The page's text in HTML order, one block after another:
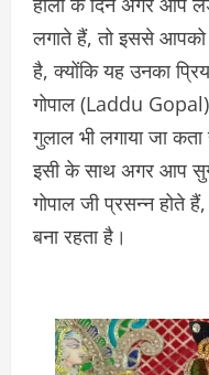
लगाते हैं, तो इससे आपको
है, क्योंकि यह उनका
गोपाल (Laddu
गुलाल भी लगाया जा
इसी के साथ अगर आप
गोपाल जी प्रसन्न होते
बना रहता है।